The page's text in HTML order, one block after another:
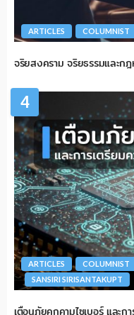
ARTICLES COLUMNIST
จริยสงคราม จริยธรรมและก
4
ARTICLES COLUMNIST
SANSIRI SIRISANTAKUPT
เตือนภัยคุกคามไซเบอร์ และ